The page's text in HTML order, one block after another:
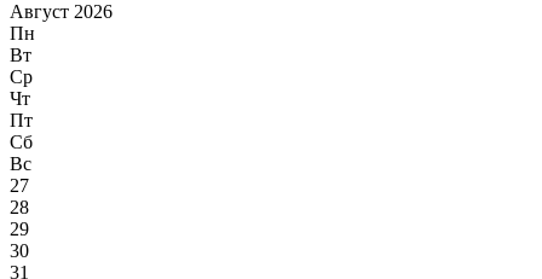
Август 2026
Пн
Вт
Ср
Чт
Пт
Сб
Вс
27
28
29
30
31